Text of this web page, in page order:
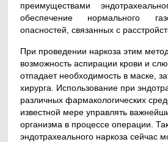
преимуществами
обеспечение нормального
опасностей, связанных с
При проведении наркоза этим
возможность аспирации крови и
отпадает необходимость в маске,
хирурга. Использование при
различных фармакологических
известной мере управлять
организма в процессе операции.
эндотрахеального наркоза сейчас